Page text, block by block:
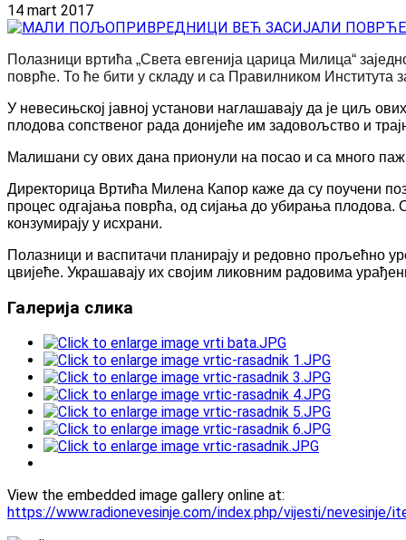
14 mart 2017
Полазници вртића „Света евгенија царица Милица“
поврће. То ће бити у складу и са Правилником Института
У невесињској јавној установи наглашавају да је циљ
плодова сопственог рада донијеће им задовољство и
Малишани су ових дана прионули на посао и са много
Директорица Вртића Милена Капор каже да су поучени
процес одгајања поврћа, од сијања до убирања плодова.
конзумирају у исхрани.
Полазници и васпитачи планирају и редовно прољећно
цвијеће. Украшавају их својим ликовним радовима
Галерија слика
View the embedded image gallery online at:
https://www.radionevesinje.com/index.php/vijesti/